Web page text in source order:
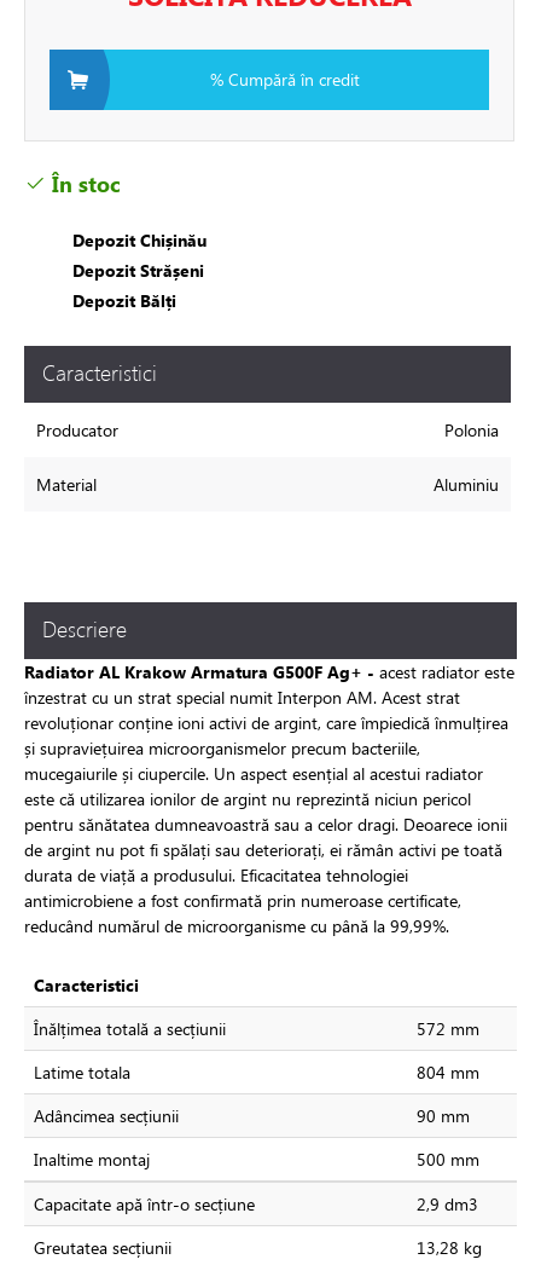
si fitinguri
de apă și canalizare
expansiune
% Cumpără în credit
În stoc
Depozit Chișinău
Depozit Strășeni
Depozit Bălți
Caracteristici
Producator Polonia
Material Aluminiu
Descriere
Radiator AL Krakow Armatura G500F Ag+ - acest radiator este
înzestrat cu un strat special numit Interpon AM. Acest strat
revoluționar conține ioni activi de argint, care împiedică înmulțirea
și supraviețuirea microorganismelor precum bacteriile,
mucegaiurile și ciupercile. Un aspect esențial al acestui radiator
este că utilizarea ionilor de argint nu reprezintă niciun pericol
pentru sănătatea dumneavoastră sau a celor dragi. Deoarece ionii
de argint nu pot fi spălați sau deteriorați, ei rămân activi pe toată
durata de viață a produsului. Eficacitatea tehnologiei
antimicrobiene a fost confirmată prin numeroase certificate,
reducând numărul de microorganisme cu până la 99,99%.
Caracteristici
Înălțimea totală a secțiunii
572 mm
Latime totala
804 mm
Adâncimea secțiunii
90 mm
Inaltime montaj
500 mm
Capacitate apă într-o secțiune
2,9 dm3
Greutatea secțiunii
13,28 kg